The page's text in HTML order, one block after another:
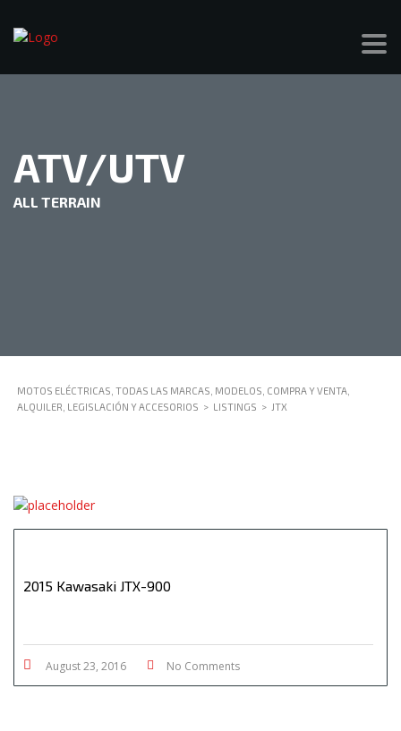
ATV/UTV
ALL TERRAIN
MOTOS ELÉCTRICAS, TODAS LAS MARCAS, MODELOS, COMPRA Y VENTA,
ALQUILER, LEGISLACIÓN Y ACCESORIOS > LISTINGS > JTX
2015 Kawasaki JTX-900
August 23, 2016 No Comments